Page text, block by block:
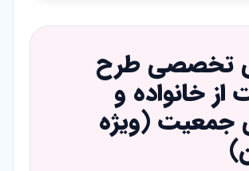
تخصصی طرح
از خانواده و
جمعیت (ویژه